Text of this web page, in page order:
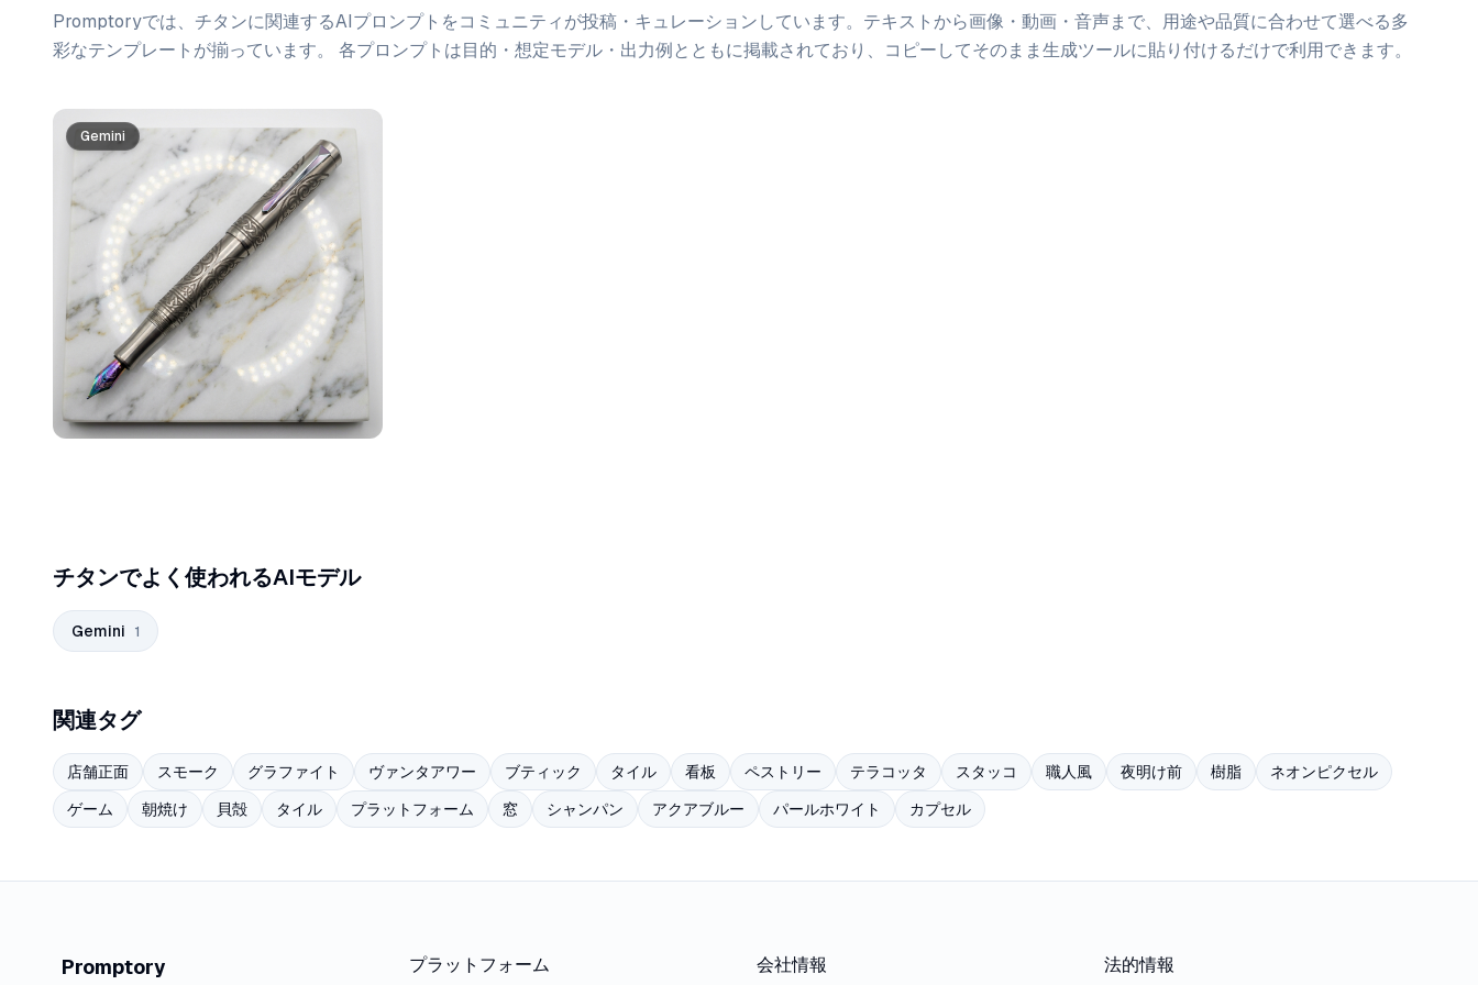
Promptoryでは、 チタンに関連するAIプロンプトをコミュニティが投稿・キュレーションしています。 テキストから画像・動画・音声まで、用途や品質に合わせて選べる多
彩なテンプレートが揃っています。 各プロンプトは目的・想定モデル・出力例とともに掲載されており、コピーしてそのまま生成ツールに貼り付けるだけで利用できます。
プロンプト一覧
Gemini
チタンでよく使われるAIモデル
Gemini 1
関連タグ
店舗正面 スモーク グラファイト ヴァンタアワー ブティック タイル 看板 ペストリー テラコッタ スタッコ 職人風 夜明け前 樹脂
ネオンピクセル
ゲーム
朝焼け 貝殻 タイル プラットフォーム 窓 シャンパン アクアブルー パールホワイト カプセル
Promptory プラットフォーム 会社情報 法的情報